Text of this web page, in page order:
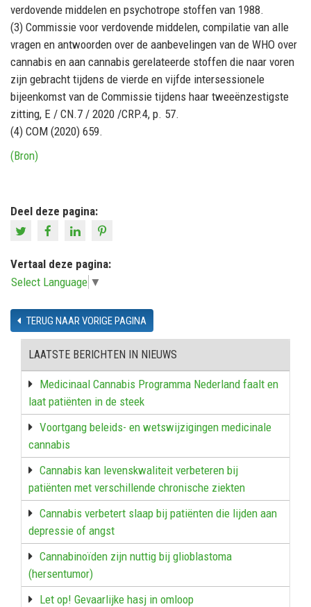
verdovende middelen en psychotrope stoffen van 1988.
(3) Commissie voor verdovende middelen, compilatie van alle
vragen en antwoorden over de aanbevelingen van de WHO over
cannabis en aan cannabis gerelateerde stoffen die naar voren
zijn gebracht tijdens de vierde en vijfde intersessionele
bijeenkomst van de Commissie tijdens haar tweeënzestigste
zitting, E / CN.7 / 2020 /CRP.4, p. 57.
(4) COM (2020) 659.
(Bron)
Deel deze pagina:
Vertaal deze pagina:
Select Language ▼
TERUG NAAR VORIGE PAGINA
LAATSTE BERICHTEN IN NIEUWS
Medicinaal Cannabis Programma Nederland faalt en
laat patiënten in de steek
Voortgang beleids- en wetswijzigingen medicinale
cannabis
Cannabis kan levenskwaliteit verbeteren bij
patiënten met verschillende chronische ziekten
Cannabis verbetert slaap bij patiënten die lijden aan
depressie of angst
Cannabinoïden zijn nuttig bij glioblastoma
(hersentumor)
Let op! Gevaarlijke hasj in omloop